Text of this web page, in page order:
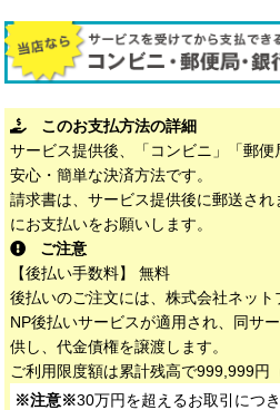
このお支払方法の詳細
サービス提供後、「コンビニ」「郵
安心・簡単な決済方法です。
請求書は、サービス提供後に郵送さ
にお支払いをお願いします。
ご注意
【後払い手数料】 無料
後払いのご注文には、株式会社ネッ
NP後払いサービスが適用され、同サ
供し、代金債権を譲渡します。
ご利用限度額は累計残高で999,999円
※注意※30万円を超えるお取引につ